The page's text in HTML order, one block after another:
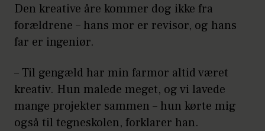
Den kreative åre kommer dog ikke fra
forældrene – hans mor er revisor, og hans
far er ingeniør.
– Til gengæld har min farmor altid været
kreativ. Hun malede meget, og vi lavede
mange projekter sammen – hun kørte mig
også til tegneskolen, forklarer han.